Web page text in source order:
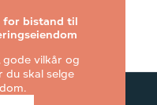
for bistand til
gode vilkår og
du skal selge